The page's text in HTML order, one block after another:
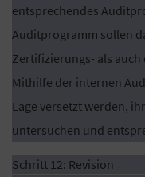
entsprechendes
Auditprogramm sollen
Zertifizierungs- als
Mithilfe der internen
Lage versetzt werden,
untersuchen und
Schritt 12: Revision